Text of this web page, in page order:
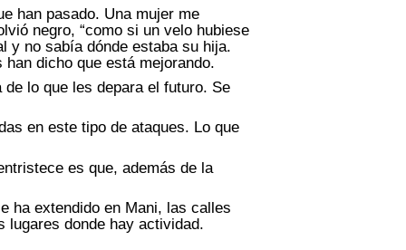
han pasado. Una mujer me
negro, “como si un velo hubiese
y no sabía dónde estaba su hija.
dicho que está mejorando.
lo que les depara el futuro. Se
en este tipo de ataques. Lo que
es que, además de la
ha extendido en Mani, las calles
lugares donde hay actividad.